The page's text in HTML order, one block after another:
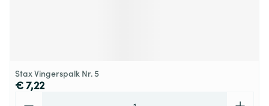
Stax Vingerspalk Nr. 5
€ 7,22